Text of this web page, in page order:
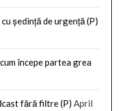
ședință de urgență (P)
începe partea grea
fără filtre (P) April